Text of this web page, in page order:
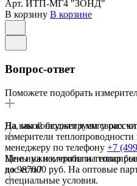
Арт. ИТП-МГ4 "ЗОНД"
В корзину В корзине
Вопрос-ответ
Поможете подобрать
Да, мы консультируем своих
измерители теплопроводности
менеджеру по телефону +7
На какой бюджет я могу
Цены на измерители
до 987000 руб. На оптовые
специальные условия.
Мне нужно, чтобы на товар
вас есть?